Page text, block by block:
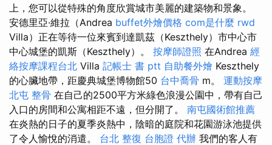
上，您可以從特殊的角度欣賞城市美麗的建築物和景象。
安德里亞·維拉（Andrea buffet外燴價格 com是什麼 rwd
Villa）正在等待一位來賓到達凱茲（Keszthely）市中心市
中心城堡的凱斯（Keszthely）。 按摩師證照 在Andrea 經
絡按摩課程台北 Villa 記帳士 書 ptt 自助餐外燴 Keszthely
的心臟地帶，距慶典城堡博物館50 台中喬骨 m。 運動按摩
北屯 整骨 在自己的2500平方米綠色浪漫公園中，帶有自己
入口的房間和公寓相距不遠，但分開了。 南屯國術館推薦
在炎熱的日子的夏季炎熱中，陰暗的庭院和花園游泳池提供
了令人愉悅的消遣。 台北 整復 台胞證 代辦 我們的客人有